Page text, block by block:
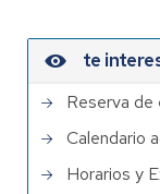
te
Reserva de
Calendario
Horarios y